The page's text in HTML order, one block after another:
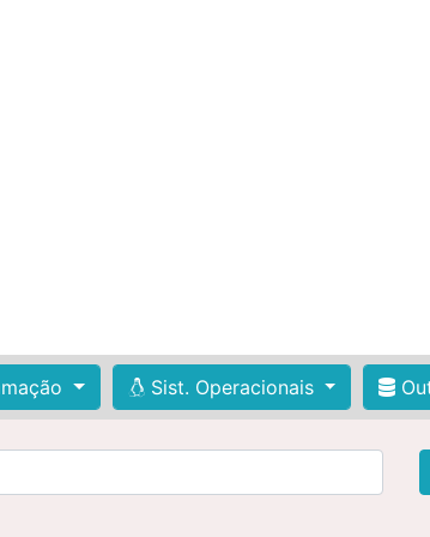
Sist. Operacionais